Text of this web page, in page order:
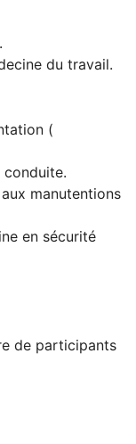
du travail.
(
aux manutentions
en sécurité
de participants